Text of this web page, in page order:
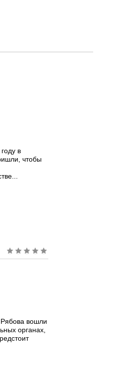
в
чтобы
Рябова вошли
органах,